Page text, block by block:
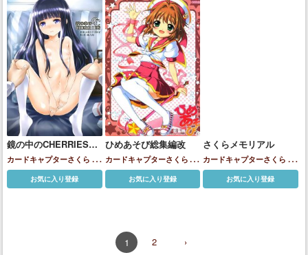
鏡の中のCHERRIES
CC
カードキャプターさくら
大
道寺知世
お気に入り登録
ひめあそび総集編改
カードキャプターさくら 大
道寺知世木之本桜
お気に入り登録
さくらメモリアル
カードキャプターさくら
大
道寺知世木之本桜
お気に入り登録
1 2 ›